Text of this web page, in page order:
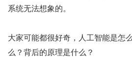
系统无法想象的。
大家可能都很好奇，人工智能是怎
么？背后的原理是什么？